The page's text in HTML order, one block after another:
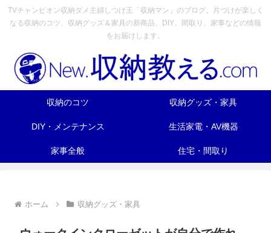
TVチャンピオン収納ダメ主婦しつけ王「収納マン」のブログ。片づけが楽しく
なる収納のコツ、収納グッズ＆家具の新商品、DIY、間取り、家事などの情報
をお届けします。
収納のコツ 収納グッズ・家具
DIY・メンテナンス 生活家電・AV機器
家事全般 住宅・間取り
ホーム 収納グッズ・家具